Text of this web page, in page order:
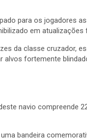
para os jogadores
em atualizações
da classe cruzador,
alvos fortemente
navio compreende
bandeira